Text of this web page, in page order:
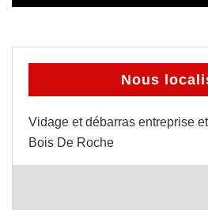
Nous
Vidage et débarras entreprise
Bois De Roche